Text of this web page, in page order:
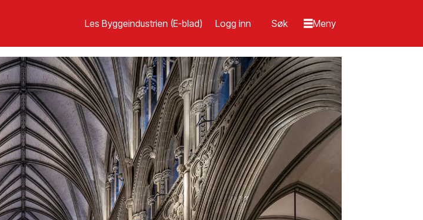
Les Byggeindustrien (E-blad) Logg inn